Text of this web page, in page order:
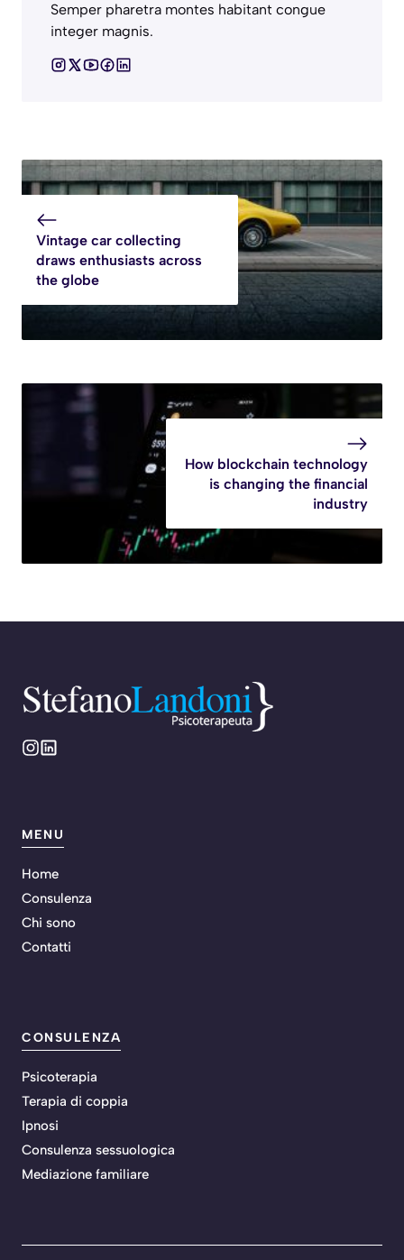
Semper pharetra montes habitant congue
integer magnis.
Vintage car collecting
draws enthusiasts across
the globe
How blockchain technology
is changing the financial
industry
MENU
Home
Consulenza
Chi sono
Contatti
CONSULENZA
Psicoterapia
Terapia di coppia
Ipnosi
Consulenza sessuologica
Mediazione familiare